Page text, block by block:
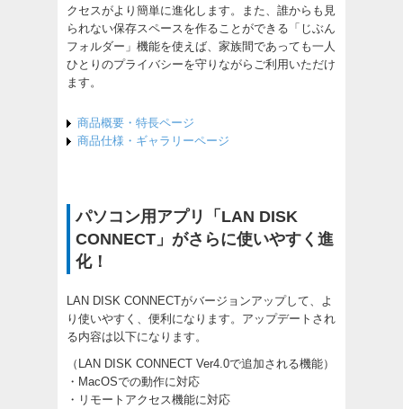
クセスがより簡単に進化します。また、誰からも見
られない保存スペースを作ることができる「じぶん
フォルダー」機能を使えば、家族間であっても一人
ひとりのプライバシーを守りながらご利用いただけ
ます。
商品概要・特長ページ
商品仕様・ギャラリーページ
パソコン用アプリ「LAN DISK
CONNECT」がさらに使いやすく進
化！
LAN DISK CONNECTがバージョンアップして、よ
り使いやすく、便利になります。アップデートされ
る内容は以下になります。
（LAN DISK CONNECT Ver4.0で追加される機能）
・MacOSでの動作に対応
・リモートアクセス機能に対応